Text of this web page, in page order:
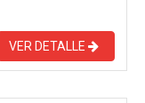
VER DETALLE